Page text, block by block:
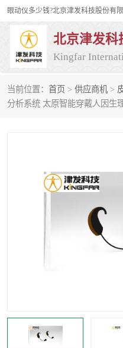
北京津发科
Kingfar
当前位置： 首页 > 供应商机 >
分析系统 太原智能穿戴人因生
皮电仪
行为观察与表情分析
神经营销与消费行为实